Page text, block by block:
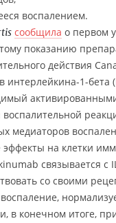
воспалением.
сообщила о первом
показанию
действия
интерлейкина-1-бета
воспалительной
медиаторов
на клетки
связывается с
со своими
в конечном итоге,